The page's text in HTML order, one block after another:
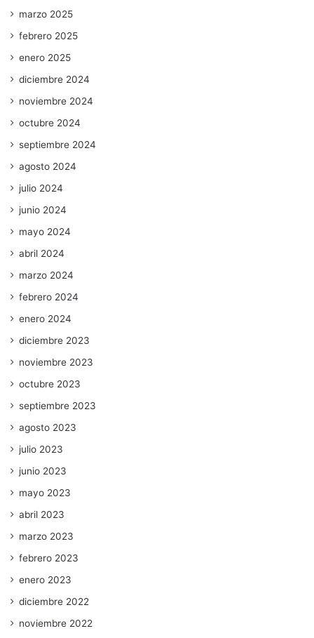
marzo 2025
febrero 2025
enero 2025
diciembre 2024
noviembre 2024
octubre 2024
septiembre 2024
agosto 2024
julio 2024
junio 2024
mayo 2024
abril 2024
marzo 2024
febrero 2024
enero 2024
diciembre 2023
noviembre 2023
octubre 2023
septiembre 2023
agosto 2023
julio 2023
junio 2023
mayo 2023
abril 2023
marzo 2023
febrero 2023
enero 2023
diciembre 2022
noviembre 2022